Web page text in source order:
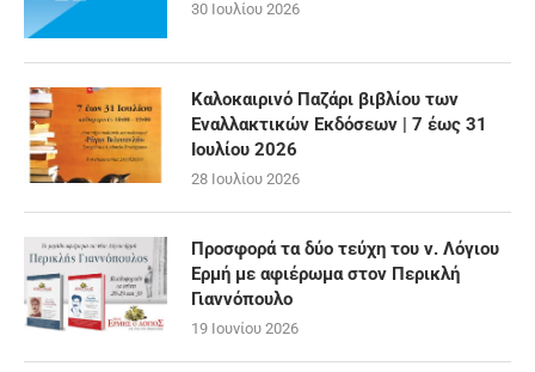
30 Ιουλίου 2026
Καλοκαιρινό Παζάρι βιβλίου των
Εναλλακτικών Εκδόσεων | 7 έως 31
Ιουλίου 2026
28 Ιουλίου 2026
Προσφορά τα δύο τεύχη του ν. Λόγιου
Ερμή με αφιέρωμα στον Περικλή
Γιαννόπουλο
19 Ιουνίου 2026